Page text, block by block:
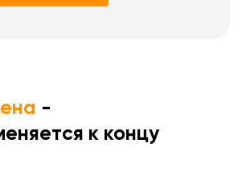
-
к концу